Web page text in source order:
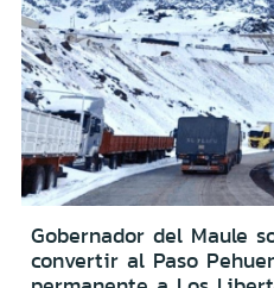
Gobernador del Maule
convertir al Paso